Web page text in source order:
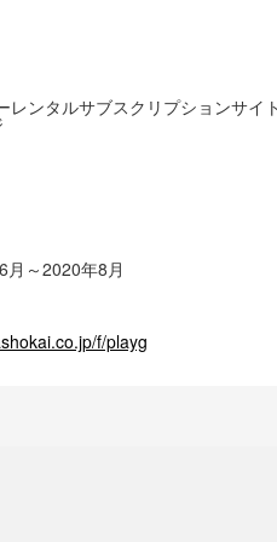
レンタルサブスクリプションサイ
月～2020年8月
f/playg